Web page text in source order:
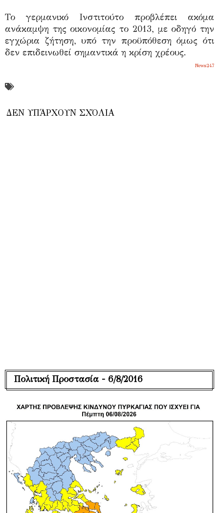
Το γερμανικό Ινστιτούτο προβλέπει ακόμα
ανάκαμψη της οικονομίας το 2013, με οδηγό την
εγχώρια ζήτηση, υπό την προϋπόθεση όμως ότι
δεν επιδεινωθεί σημαντικά η κρίση χρέους.
News247
ΔΕΝ ΥΠΆΡΧΟΥΝ ΣΧΌΛΙΑ
Πολιτική Προστασία - 6/8/2016